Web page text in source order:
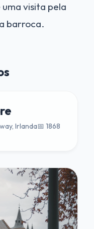
visita pela
barroca.
Irlanda📅 1868